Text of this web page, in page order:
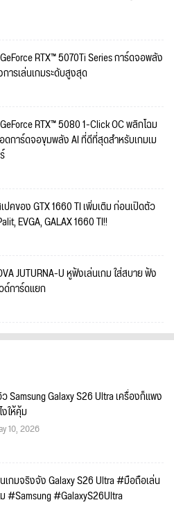
RTX™ 5070Ti Series การ์ดจอพลัง
ารเล่นเกมระดับสูงสุด
RTX™ 5080 1-Click OC พลิกโฉม
การ์ดจอขุมพลัง AI ที่ดีที่สุดสำหรับเกมเม
คของ GTX 1660 TI เพิ่มเติม ก่อนเปิดตัว
EVGA, GALAX 1660 TI!!
JUTURNA-U หูฟังเล่นเกม ใส่สบาย ฟัง
ด์การ์ดแยก
Samsung Galaxy S26 Ultra เครื่องก็แพง
งให้คุ้ม
10, 2026
เกมจริงจัง Galaxy S26 Ultra #มือถือเล่น
#Samsung #GalaxyS26Ultra